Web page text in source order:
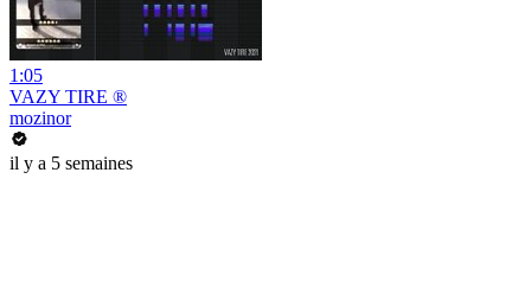
1:05
VAZY TIRE ®
mozinor
il y a 5 semaines